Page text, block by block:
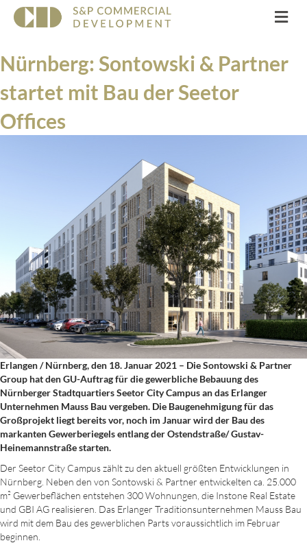
Nürnberg: Sontowski & Partner
startet mit Bau der Seetor
Offices
Erlangen / Nürnberg, den 18. Januar 2021 – Die Sontowski & Partner
Group hat den GU-Auftrag für die gewerbliche Bebauung des
Nürnberger Stadtquartiers Seetor City Campus an das Erlanger
Unternehmen Mauss Bau vergeben. Die Baugenehmigung für das
Großprojekt liegt bereits vor, noch im Januar wird der Bau des
markanten Gewerberiegels entlang der Ostendstraße/ Gustav-
Heinemannstraße starten.
Der Seetor City Campus zählt zu den aktuell größten Entwicklungen in
Nürnberg. Neben den von Sontowski & Partner entwickelten ca. 25.000
m² Gewerbeflächen entstehen 300 Wohnungen, die Instone Real Estate
und GBI AG realisieren. Das Erlanger Traditionsunternehmen Mauss Bau
wird mit dem Bau des gewerblichen Parts voraussichtlich im Februar
beginnen.